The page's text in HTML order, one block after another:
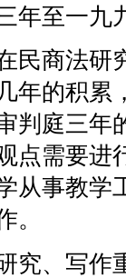
至一九
商法研
年的积累
判庭三年
点需要进
从事教学
。
、写作